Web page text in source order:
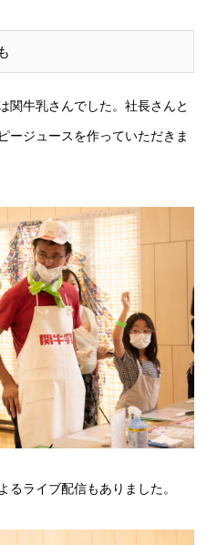
関牛乳さんでした。社長さんと
ージュースを作っていただきま
るライブ配信もありました。